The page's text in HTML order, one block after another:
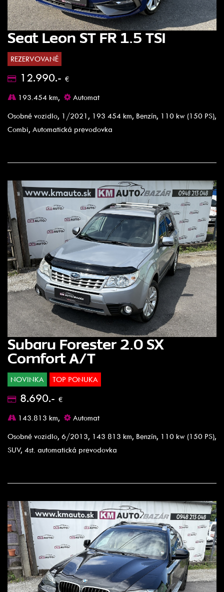
Seat Leon ST FR 1.5 TSI
REZERVOVANÉ
12.990.- €
193.454 km,
Automat
Osobné vozidlo, 1/2021, 193 454 km, Benzín, 110 kw (150 PS),
Combi, Automatická prevodovka
Subaru Forester 2.0 SX
Comfort A/T
NOVINKA TOP PONUKA
8.690.- €
143.813 km,
Automat
Osobné vozidlo, 6/2013, 143 813 km, Benzín, 110 kw (150 PS),
SUV, 4st. automatická prevodovka